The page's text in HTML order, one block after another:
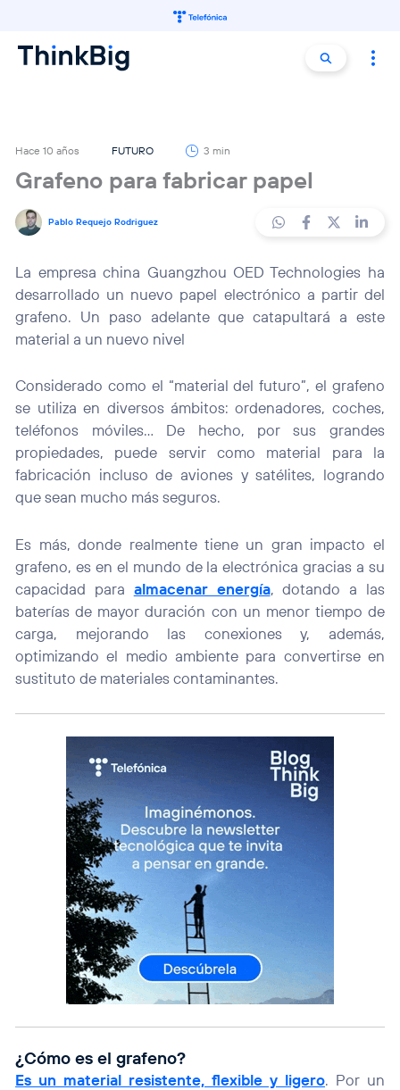
Buscar
Hace 10 años FUTURO 3 min
Grafeno para fabricar papel
Pablo Requejo Rodriguez
La empresa china Guangzhou OED Technologies ha
desarrollado un nuevo papel electrónico a partir del
grafeno. Un paso adelante que catapultará a este
material a un nuevo nivel
Considerado como el “material del futuro”, el grafeno
se utiliza en diversos ámbitos: ordenadores, coches,
teléfonos móviles… De hecho, por sus grandes
propiedades, puede servir como material para la
fabricación incluso de aviones y satélites, logrando
que sean mucho más seguros.
Es más, donde realmente tiene un gran impacto el
grafeno, es en el mundo de la electrónica gracias a su
capacidad para almacenar energía, dotando a las
baterías de mayor duración con un menor tiempo de
carga, mejorando las conexiones y, además,
optimizando el medio ambiente para convertirse en
sustituto de materiales contaminantes.
¿Cómo es el grafeno?
Es un material resistente, flexible y ligero. Por un